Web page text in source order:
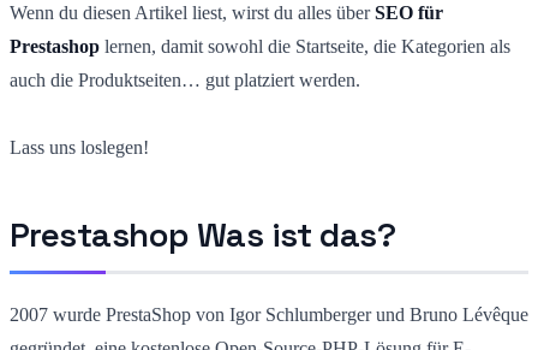
Wenn du diesen Artikel liest, wirst du alles überSEO für
Prestashop lernen, damit sowohl die Startseite, die Kategorien als
auch die Produktseiten… gut platziert werden.
Lass uns loslegen!
Prestashop Was ist das?
2007 wurde PrestaShop von Igor Schlumberger und Bruno Lévêque